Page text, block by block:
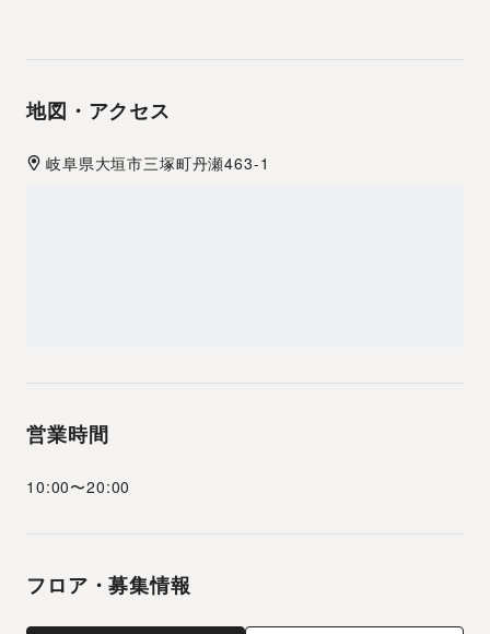
地図・アクセス
岐阜県大垣市三塚町丹瀬463-1
営業時間
10:00〜20:00
フロア・募集情報